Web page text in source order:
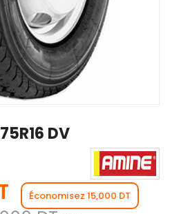
DV
Économisez 15,000 DT